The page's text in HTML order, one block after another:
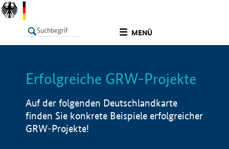
MENÜ
LISTE Info
Erfolgreiche GRW-Projekte
Auf der folgenden Deutschlandkarte
finden Sie konkrete Beispiele erfolgreicher
GRW-Projekte!